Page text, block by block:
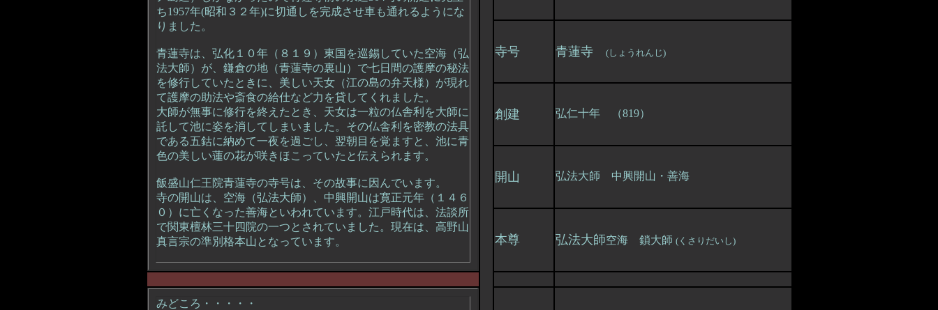
ち1957年(昭和３２年)に切通しを完成させ車も通れるようにな
りました。
青蓮寺は、弘化１０年（８１９）東国を巡錫していた空海（弘
法大師）が、鎌倉の地（青蓮寺の裏山）で七日間の護摩の秘法
を修行していたときに、美しい天女（江の島の弁天様）が現れ
て護摩の助法や斎食の給仕など力を貸してくれました。
大師が無事に修行を終えたとき、天女は一粒の仏舎利を大師に
託して池に姿を消してしまいました。その仏舎利を密教の法具
である五鈷に納めて一夜を過ごし、翌朝目を覚ますと、池に青
色の美しい蓮の花が咲きほこっていたと伝えられます。
飯盛山仁王院青蓮寺の寺号は、その故事に因んでいます。
寺の開山は、空海（弘法大師）、中興開山は寛正元年（１４６
０）に亡くなった善海といわれています。江戸時代は、法談所
で関東檀林三十四院の一つとされていました。現在は、高野山
真言宗の準別格本山となっています。
寺号 青蓮寺 (しょうれんじ)
創建 弘仁十年 （819）
開山 弘法大師 中興開山・善海
本尊 弘法大師空海 鎖大師 (くさりだいし)
みどころ・・・・・